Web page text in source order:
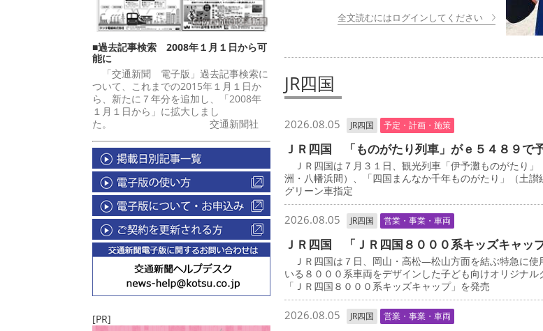
■過去記事検索 2008年１月１日から可
能に
「交通新聞 電子版」過去記事検索に
ついて、これまでの2015年１月１日か
ら、新たに７年分を追加し、「2008年
１月１日から」に拡大しまし
た。 交通新聞社
[PR]
全文読むにはログインしてください
JR四国
2026.08.05 JR四国 予定・計画・施策
ＪＲ四国 「ものがたり列車」がｅ５４８９で
ＪＲ四国は７月３１日、観光列車「伊予灘ものがたり
洲・八幡浜間）、「四国まんなか千年ものがたり」（土
グリーン車指定
2026.08.05 JR四国 営業・事業・車両
ＪＲ四国 「ＪＲ四国８０００系キッズキャッ
ＪＲ四国は７日、岡山・高松―松山方面を結ぶ特急に使
いる８０００系車両をデザインした子ども向けオリジナル
「ＪＲ四国８０００系キッズキャップ」を発売
2026.08.05 JR四国 営業・事業・車両